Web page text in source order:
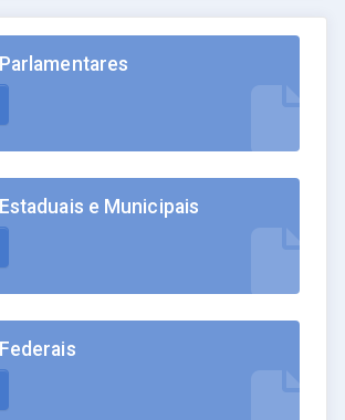
e Municipais